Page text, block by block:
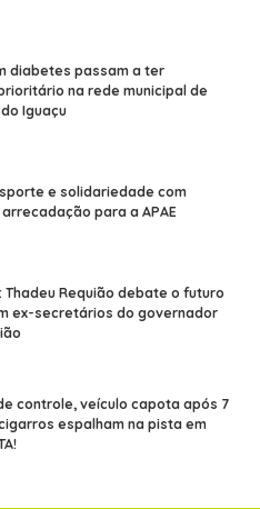
diabetes passam a ter
na rede municipal de
Iguaçu
e solidariedade com
para a APAE
Thadeu Requião debate o futuro
ex-secretários do governador
controle, veículo capota após 7
espalham na pista em